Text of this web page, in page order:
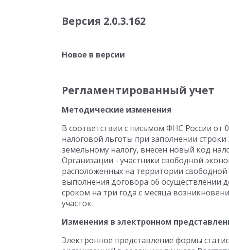
Версия 2.0.3.162
Новое в версии
Регламентированный учет
Методические изменения
В соответствии с письмом ФНС России от
налоговой льготы при заполнении
земельному налогу, внесен новый код
Организации - участники свободной
расположенных на территории
выполнения договора об осуществлении
сроком на три года с месяца
участок.
Изменения в электронном
Электронное представление формы